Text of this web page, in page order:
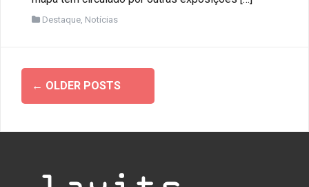
Destaque Notícias
Posts
navigation
← OLDER POSTS